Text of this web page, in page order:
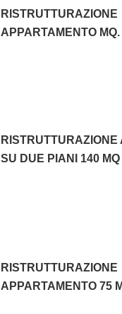
RISTRUTTURAZIONE
APPARTAMENTO MQ.
RISTRUTTURAZIONE
SU DUE PIANI 140 MQ
RISTRUTTURAZIONE
APPARTAMENTO 75